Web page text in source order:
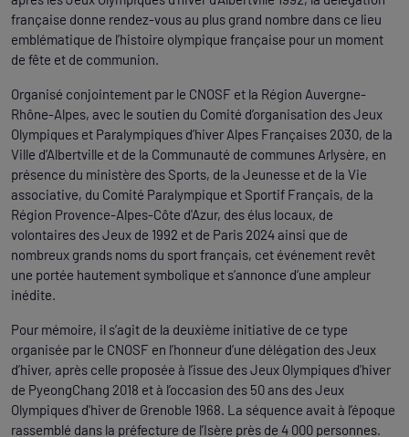
française donne rendez-vous au plus grand nombre dans ce lieu
emblématique de l’histoire olympique française pour un moment
de fête et de communion.
Organisé conjointement par le CNOSF et la Région Auvergne-
Rhône-Alpes, avec le soutien du Comité d’organisation des Jeux
Olympiques et Paralympiques d’hiver Alpes Françaises 2030, de la
Ville d’Albertville et de la Communauté de communes Arlysère, en
présence du ministère des Sports, de la Jeunesse et de la Vie
associative, du Comité Paralympique et Sportif Français, de la
Région Provence-Alpes-Côte d'Azur, des élus locaux, de
volontaires des Jeux de 1992 et de Paris 2024 ainsi que de
nombreux grands noms du sport français, cet événement revêt
une portée hautement symbolique et s’annonce d’une ampleur
inédite.
Pour mémoire, il s’agit de la deuxième initiative de ce type
organisée par le CNOSF en l’honneur d’une délégation des Jeux
d’hiver, après celle proposée à l’issue des Jeux Olympiques d'hiver
de PyeongChang 2018 et à l’occasion des 50 ans des Jeux
Olympiques d'hiver de Grenoble 1968. La séquence avait à l’époque
rassemblé dans la préfecture de l’Isère près de 4 000 personnes.